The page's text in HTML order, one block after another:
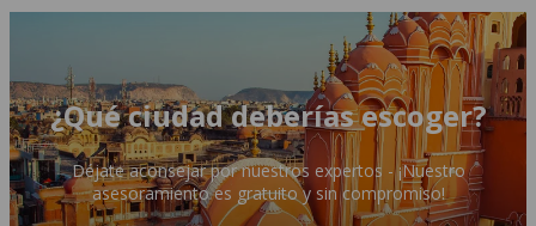
¿Qué ciudad deberías escoger?
Déjate aconsejar por nuestros expertos - ¡Nuestro
asesoramiento es gratuito y sin compromiso!